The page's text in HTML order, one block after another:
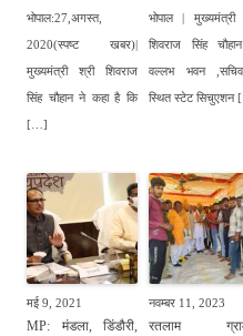
भोपाल:27,अगस्त,
2020(स्पष्ट खबर)|
मुख्यमंत्री श्री शिवराज
सिंह चौहान ने कहा है कि
[…]
भोपाल | मुख्यमंत्री
शिवराज सिंह
वल्लभ भवन
स्थित स्टेट सिचुएशन
मई 9, 2021
MP: मंडला, डिंडौरी,
नवम्बर 11, 2023
रतलाम